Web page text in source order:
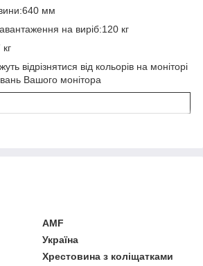
мм
на виріб:120 кг
відрізнятися від кольорів на моніторі
Вашого монітора
AMF
Україна
Хрестовина з коліщатками